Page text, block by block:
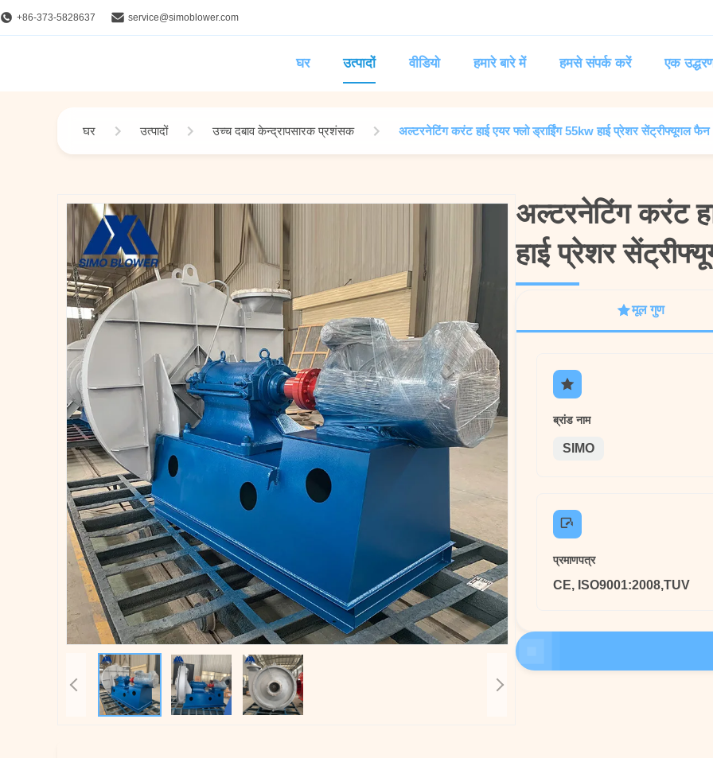
+86-373-5828637 service@simoblower.com
घर उत्पादों वीडियो हमारे बारे में हमसे संपर्क करें एक
घर उत्पादों उच्च दबाव केन्द्रापसारक प्रशंसक अल्टरनेटिंग करंट हाई एयर फ्लो ड्राईिंग 55kw हाई प्रेशर सेंट्रीफ्यूगल फैन
अल्टरनेटिंग करंट
हाई प्रेशर
अल्टरनेटिंग करंट
हाई प्रेशर
मूल गुण
ब्रांड नाम
SIMO
प्रमाणपत्र
CE, ISO9001:2008,TUV